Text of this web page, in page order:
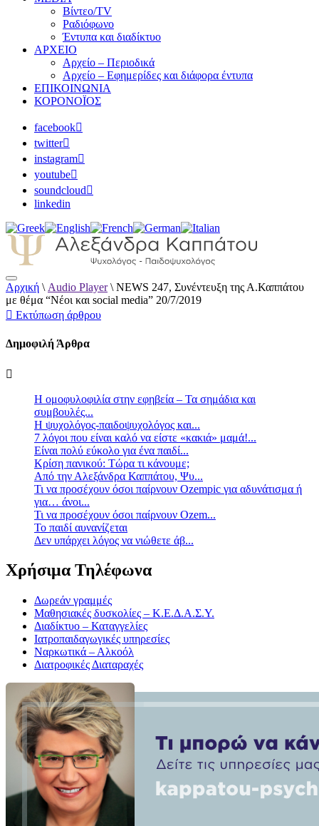
Βίντεο/TV
Ραδιόφωνο
Έντυπα και διαδίκτυο
ΑΡΧΕΙΟ
Αρχείο – Περιοδικά
Αρχείο – Εφημερίδες και διάφορα έντυπα
ΕΠΙΚΟΙΝΩΝΙΑ
ΚΟΡΟΝΟΪΟΣ
facebook
twitter
instagram
youtube
soundcloud
linkedin
Αλεξάνδρα Καππάτου Ψυχολόγος –
Παιδοψυχολόγος
Αρχική \ Audio Player\ NEWS 247, Συνέντευξη της Α.Καππάτου
με θέμα “Νέοι και social media” 20/7/2019
Εκτύπωση άρθρου
Δημοφιλή Άρθρα
Η ομοφυλοφιλία στην εφηβεία – Τα σημάδια και
συμβουλές...
Η ψυχολόγος-παιδοψυχολόγος και...
7 λόγοι που είναι καλό να είστε «κακιά» μαμά!...
Είναι πολύ εύκολο για ένα παιδί...
Κρίση πανικού: Τώρα τι κάνουμε;
Από την Αλεξάνδρα Καππάτου, Ψυ...
Τι να προσέχουν όσοι παίρνουν Ozempic για αδυνάτισμα ή
για… άνοι...
Τι να προσέχουν όσοι παίρνουν Ozem...
Το παιδί αυνανίζεται
Δεν υπάρχει λόγος να νιώθετε άβ...
Χρήσιμα Τηλέφωνα
Δωρεάν γραμμές
Μαθησιακές δυσκολίες – Κ.Ε.Δ.Α.Σ.Υ.
Διαδίκτυο – Καταγγελίες
Ιατροπαιδαγωγικές υπηρεσίες
Ναρκωτικά – Αλκοόλ
Διατροφικές Διαταραχές